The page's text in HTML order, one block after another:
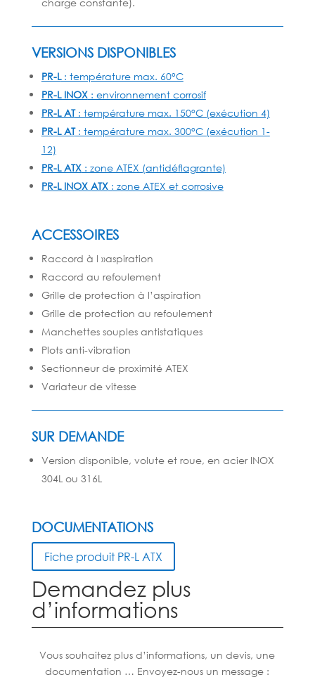
VERSIONS DISPONIBLES
PR-L: température max. 60°C
PR-L INOX: environnement corrosif
PR-L AT: température max. 150°C (exécution 4)
PR-L AT: température max. 300°C (exécution 1-
12)
PR-L ATX: zone ATEX (antidéflagrante)
PR-L INOX ATX: zone ATEX et corrosive
ACCESSOIRES
Raccord à l »aspiration
Raccord au refoulement
Grille de protection à l’aspiration
Grille de protection au refoulement
Manchettes souples antistatiques
Plots anti-vibration
Sectionneur de proximité ATEX
Variateur de vitesse
SUR DEMANDE
Version disponible, volute et roue, en acier INOX
304L ou 316L
DOCUMENTATIONS
Fiche produit PR-L ATX
Demandez plus
d’informations
Vous souhaitez plus d’informations, un devis, une
documentation … Envoyez-nous un message :